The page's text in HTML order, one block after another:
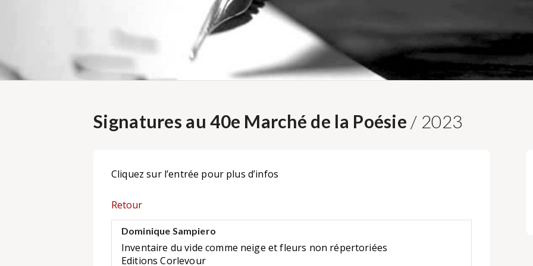
Signatures au 40e Marché de la Poésie / 2023
Cliquez sur l’entrée pour plus d’infos
Retour
Dominique Sampiero
Inventaire du vide comme neige et fleurs non répertoriées
Editions Corlevour